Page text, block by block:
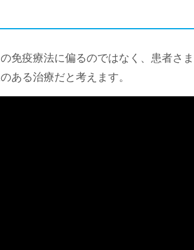
免疫療法に偏るのではなく、患者さま
ある治療だと考えます。